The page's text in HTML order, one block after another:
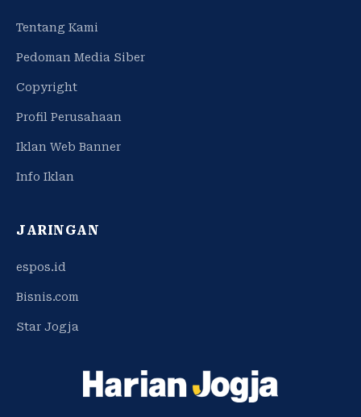
Tentang Kami
Pedoman Media Siber
Copyright
Profil Perusahaan
Iklan Web Banner
Info Iklan
JARINGAN
espos.id
Bisnis.com
Star Jogja